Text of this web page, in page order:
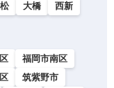
大橋
西新
福岡市南区
筑紫野市